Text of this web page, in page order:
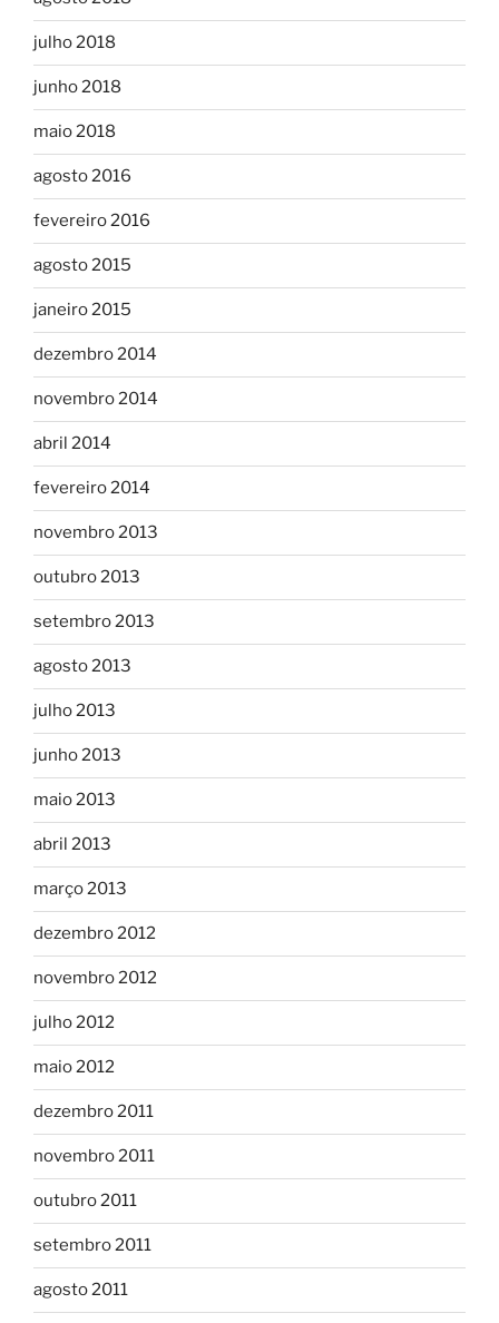
julho 2018
junho 2018
maio 2018
agosto 2016
fevereiro 2016
agosto 2015
janeiro 2015
dezembro 2014
novembro 2014
abril 2014
fevereiro 2014
novembro 2013
outubro 2013
setembro 2013
agosto 2013
julho 2013
junho 2013
maio 2013
abril 2013
março 2013
dezembro 2012
novembro 2012
julho 2012
maio 2012
dezembro 2011
novembro 2011
outubro 2011
setembro 2011
agosto 2011